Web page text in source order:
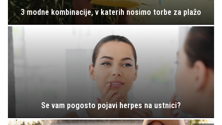
3 modne kombinacije, v katerih nosimo torbe za plažo
Se vam pogosto pojavi herpes na ustnici?